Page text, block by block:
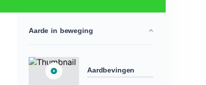
Aarde in beweging
Aardbevingen